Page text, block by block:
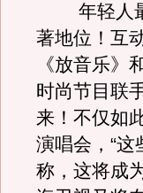
年轻人最
著地位！互
《放音乐》
时尚节目联
来！不仅如
演唱会，“
称，这将成